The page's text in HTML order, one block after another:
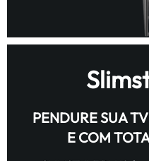
PENDURE SUA
E COM